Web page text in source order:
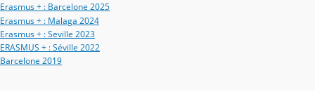
Erasmus + : Barcelone 2025
Erasmus + : Malaga 2024
Erasmus + : Seville 2023
ERASMUS + : Séville 2022
Barcelone 2019